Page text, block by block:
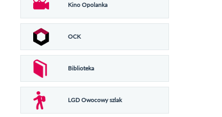
Kino Opolanka
OCK
Biblioteka
LGD Owocowy szlak